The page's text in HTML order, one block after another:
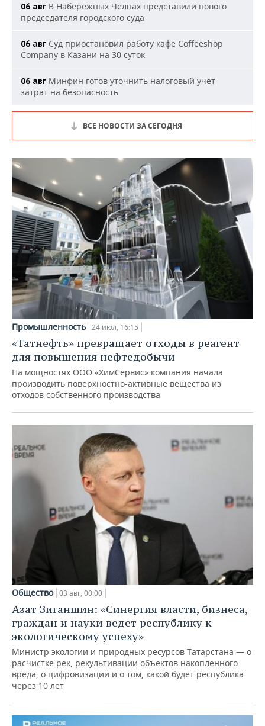
06 авг В Набережных Челнах представили нового
председателя городского суда
06 авг Суд приостановил работу кафе Coffeeshop
Company в Казани на 30 суток
06 авг Минфин готов уточнить налоговый учет
затрат на безопасность
ВСЕ НОВОСТИ ЗА СЕГОДНЯ
Промышленность 24 июл, 16:15
«Татнефть» превращает отходы в реагент
для повышения нефтедобычи
На мощностях ООО «ХимСервис» компания начала
производить поверхностно-активные вещества из
отходов собственного производства
Общество 03 авг, 00:00
Азат Зиганшин: «Синергия власти, бизнеса,
граждан и науки ведет республику к
экологическому успеху»
Министр экологии и природных ресурсов Татарстана — о
расчистке рек, рекультивации объектов накопленного
вреда, о цифровизации и о том, какой будет республика
через 10 лет